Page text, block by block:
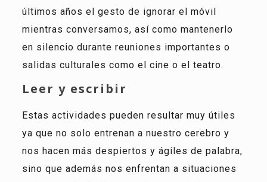
últimos años el gesto de ignorar el móvil
mientras conversamos, así como mantenerlo
en silencio durante reuniones importantes o
salidas culturales como el cine o el teatro.
Leer y escribir
Estas actividades pueden resultar muy útiles
ya que no solo entrenan a nuestro cerebro y
nos hacen más despiertos y ágiles de palabra,
sino que además nos enfrentan a situaciones